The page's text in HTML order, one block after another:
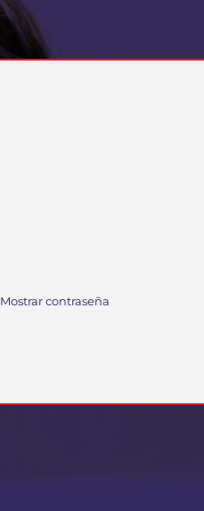
Mostrar contraseña